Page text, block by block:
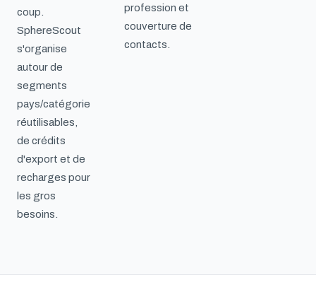
coup.
SphereScout
s'organise
autour de
segments
pays/catégorie
réutilisables,
de crédits
d'export et de
recharges pour
les gros
besoins.
profession et
couverture de
contacts.